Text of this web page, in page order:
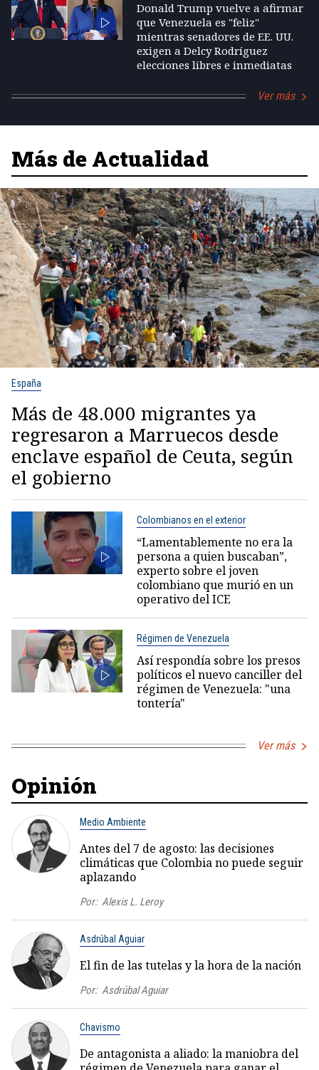
Donald Trump vuelve a afirmar
que Venezuela es "feliz"
mientras senadores de EE. UU.
exigen a Delcy Rodríguez
elecciones libres e inmediatas
Ver más
Más de Actualidad
España
Más de 48.000 migrantes ya
regresaron a Marruecos desde
enclave español de Ceuta, según
el gobierno
Colombianos en el exterior
“Lamentablemente no era la
persona a quien buscaban”,
experto sobre el joven
colombiano que murió en un
operativo del ICE
Régimen de Venezuela
Así respondía sobre los presos
políticos el nuevo canciller del
régimen de Venezuela: "una
tontería"
Ver más
Opinión
Medio Ambiente
Antes del 7 de agosto: las decisiones
climáticas que Colombia no puede seguir
aplazando
Por: Alexis L. Leroy
Asdrúbal Aguiar
El fin de las tutelas y la hora de la nación
Por: Asdrúbal Aguiar
Chavismo
De antagonista a aliado: la maniobra del